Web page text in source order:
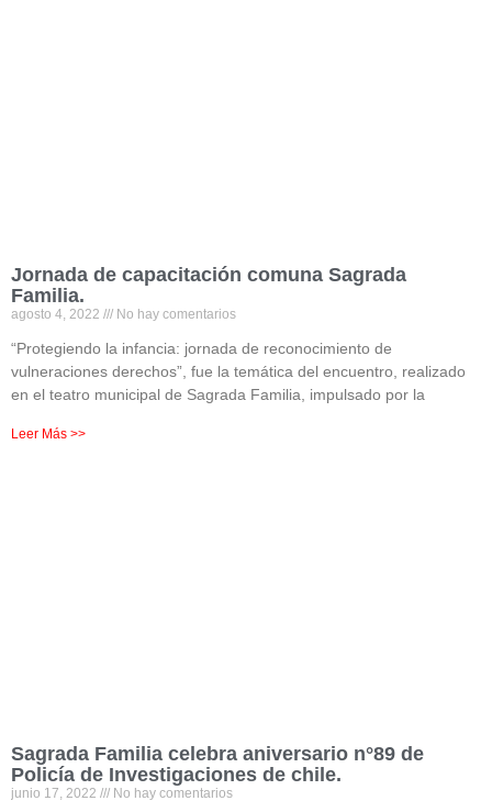
Jornada de capacitación comuna Sagrada
Familia.
agosto 4, 2022 No hay comentarios
“Protegiendo la infancia: jornada de reconocimiento de
vulneraciones derechos”, fue la temática del encuentro, realizado
en el teatro municipal de Sagrada Familia, impulsado por la
Leer Más >>
Sagrada Familia celebra aniversario n°89 de
Policía de Investigaciones de chile.
junio 17, 2022 No hay comentarios